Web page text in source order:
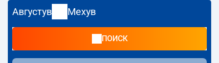
Последний поезд до Мехув отправляется в 15:51. По
маршрутуАвгустув–Мехув
поезда:- предлагают более низкую цену билета и, как
правило, более долгое время в пути. Поезд заканчивает
маршрут на станции Мехув.
Августув Мехув
ПОИСК